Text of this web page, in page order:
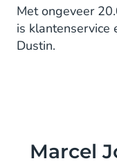
Met ongeveer
is klantenservice
Dustin.
Marcel